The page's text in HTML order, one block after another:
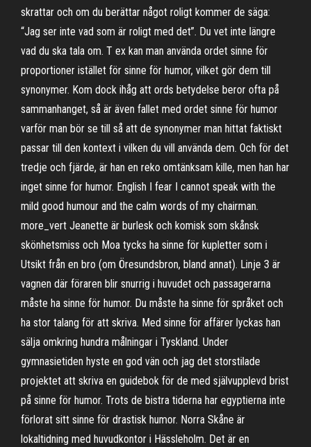
skrattar och om du berättar något roligt kommer de säga:
“Jag ser inte vad som är roligt med det”. Du vet inte längre
vad du ska tala om. T ex kan man använda ordet sinne för
proportioner istället för sinne för humor, vilket gör dem till
synonymer. Kom dock ihåg att ords betydelse beror ofta på
sammanhanget, så är även fallet med ordet sinne för humor
varför man bör se till så att de synonymer man hittat faktiskt
passar till den kontext i vilken du vill använda dem. Och för det
tredje och fjärde, är han en reko omtänksam kille, men han har
inget sinne for humor. English I fear I cannot speak with the
mild good humour and the calm words of my chairman.
more_vert Jeanette är burlesk och komisk som skånsk
skönhetsmiss och Moa tycks ha sinne för kupletter som i
Utsikt från en bro (om Öresundsbron, bland annat). Linje 3 är
vagnen där föraren blir snurrig i huvudet och passagerarna
måste ha sinne för humor. Du måste ha sinne för språket och
ha stor talang för att skriva. Med sinne för affärer lyckas han
sälja omkring hundra målningar i Tyskland. Under
gymnasietiden hyste en god vän och jag det storstilade
projektet att skriva en guidebok för de med självupplevd brist
på sinne för humor. Trots de bistra tiderna har egyptierna inte
förlorat sitt sinne för drastisk humor. Norra Skåne är
lokaltidning med huvudkontor i Hässleholm. Det är en